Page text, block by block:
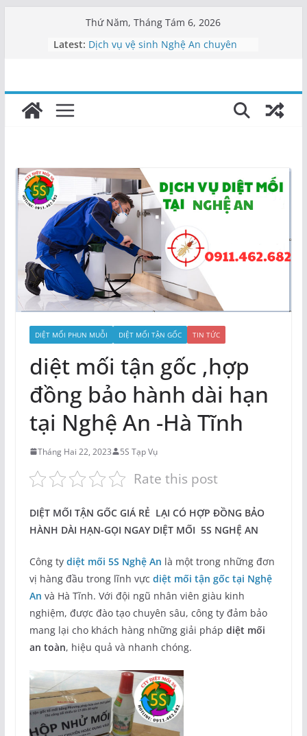
Thứ Năm, Tháng Tám 6, 2026
Latest: Dịch vụ vệ sinh Nghệ An chuyên
DIỆT MỐI PHUN MUỖI DIỆT MỐI TẬN GỐC TIN TỨC
diệt mối tận gốc ,hợp
đồng bảo hành dài hạn
tại Nghệ An -Hà Tĩnh
Tháng Hai 22, 2023 5S Tạp Vụ
Rate this post
DIỆT MỐI TẬN GỐC GIÁ RẺ LẠI CÓ HỢP ĐỒNG BẢO
HÀNH DÀI HẠN-GỌI NGAY DIỆT MỐI 5S NGHỆ AN
Công ty diệt mối 5S Nghệ An là một trong những đơn
vị hàng đầu trong lĩnh vực diệt mối tận gốc tại Nghệ
An và Hà Tĩnh. Với đội ngũ nhân viên giàu kinh
nghiệm, được đào tạo chuyên sâu, công ty đảm bảo
mang lại cho khách hàng những giải pháp diệt mối
an toàn, hiệu quả và nhanh chóng.